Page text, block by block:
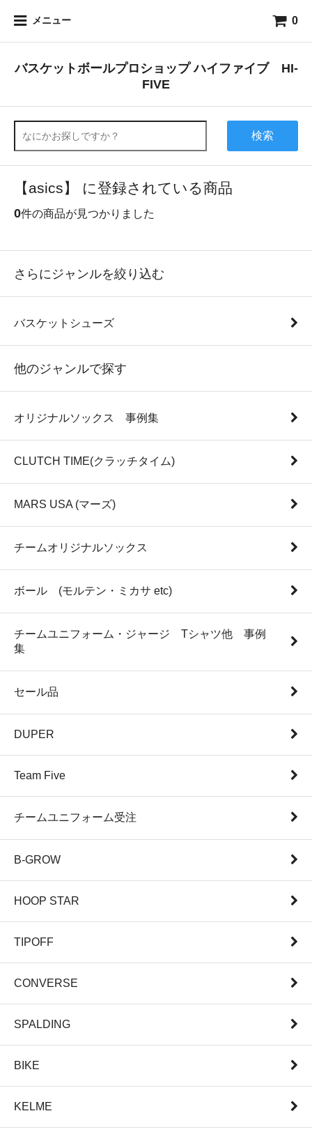
メニュー 0
バスケットボールプロショップ ハイファイブ HI-
FIVE
検索
【asics】 に登録されている商品
0件の商品が見つかりました
さらにジャンルを絞り込む
バスケットシューズ
他のジャンルで探す
オリジナルソックス 事例集
CLUTCH TIME(クラッチタイム)
MARS USA (マーズ)
チームオリジナルソックス
ボール (モルテン・ミカサ etc)
チームユニフォーム・ジャージ Tシャツ他 事例
集
セール品
DUPER
Team Five
チームユニフォーム受注
B-GROW
HOOP STAR
TIPOFF
CONVERSE
SPALDING
BIKE
KELME